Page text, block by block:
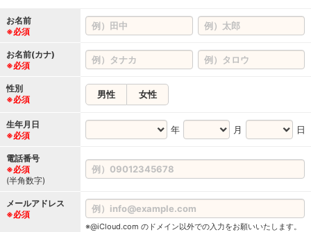
お名前
※必須
お名前(カナ)
※必須
性別
※必須
男性 女性
生年月日
※必須
年 月 日
電話番号
※必須
(半角数字)
メールアドレス
※必須
※@iCloud.com のドメイン以外での入力をお願いいたします。